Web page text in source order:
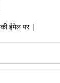
ईमेल पर |